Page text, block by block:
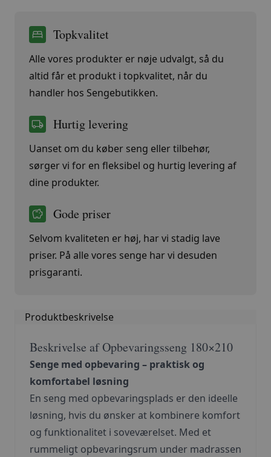
Topkvalitet
Alle vores produkter er nøje udvalgt, så du
altid får et produkt i topkvalitet, når du
handler hos Sengebutikken.
Hurtig levering
Uanset om du køber seng eller tilbehør,
sørger vi for en fleksibel og hurtig levering af
dine produkter.
Gode priser
Selvom kvaliteten er høj, har vi stadig lave
priser. På alle vores senge har vi desuden
prisgaranti.
Produktbeskrivelse
Beskrivelse af Opbevaringsseng 180×210
Senge med opbevaring – praktisk og
komfortabel løsning
En seng med opbevaringsplads er den ideelle
løsning, hvis du ønsker at kombinere komfort
og funktionalitet i soveværelset. Med et
rummeligt opbevaringsrum under madrassen